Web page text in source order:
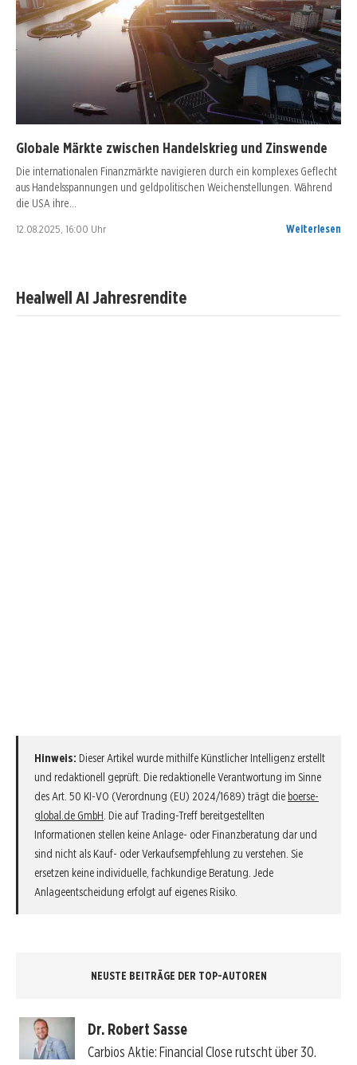
Globale Märkte zwischen Handelskrieg und Zinswende
Die internationalen Finanzmärkte navigieren durch ein komplexes Geflecht
aus Handelsspannungen und geldpolitischen Weichenstellungen. Während
die USA ihre…
12.08.2025, 16:00 Uhr Weiterlesen
Healwell AI Jahresrendite
Hinweis: Dieser Artikel wurde mithilfe Künstlicher Intelligenz erstellt
und redaktionell geprüft. Die redaktionelle Verantwortung im Sinne
des Art. 50 KI-VO (Verordnung (EU) 2024/1689) trägt die boerse-
global.de GmbH . Die auf Trading-Treff bereitgestellten
Informationen stellen keine Anlage- oder Finanzberatung dar und
sind nicht als Kauf- oder Verkaufsempfehlung zu verstehen. Sie
ersetzen keine individuelle, fachkundige Beratung. Jede
Anlageentscheidung erfolgt auf eigenes Risiko.
NEUSTE BEITRÄGE DER TOP-AUTOREN
Dr. Robert Sasse
Carbios Aktie: Financial Close rutscht über 30.